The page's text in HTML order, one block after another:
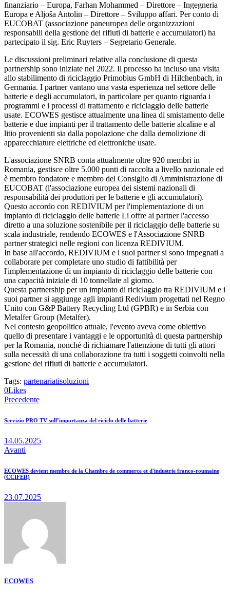
finanziario – Europa, Farhan Mohammed – Direttore – Ingegneria
Europa e Aljoša Antolin – Direttore – Sviluppo affari. Per conto di
EUCOBAT (associazione paneuropea delle organizzazioni
responsabili della gestione dei rifiuti di batterie e accumulatori) ha
partecipato il sig. Eric Ruyters – Segretario Generale.
Le discussioni preliminari relative alla conclusione di questa
partnership sono iniziate nel 2022. Il processo ha incluso una visita
allo stabilimento di riciclaggio Primobius GmbH di Hilchenbach, in
Germania. I partner vantano una vasta esperienza nel settore delle
batterie e degli accumulatori, in particolare per quanto riguarda i
programmi e i processi di trattamento e riciclaggio delle batterie
usate. ECOWES gestisce attualmente una linea di smistamento delle
batterie e due impianti per il trattamento delle batterie alcaline e al
litio provenienti sia dalla popolazione che dalla demolizione di
apparecchiature elettriche ed elettroniche usate.
L'associazione SNRB conta attualmente oltre 920 membri in
Romania, gestisce oltre 5.000 punti di raccolta a livello nazionale ed
è membro fondatore e membro del Consiglio di Amministrazione di
EUCOBAT (l'associazione europea dei sistemi nazionali di
responsabilità dei produttori per le batterie e gli accumulatori).
Questo accordo con REDIVIUM per l'implementazione di un
impianto di riciclaggio delle batterie Li offre ai partner l'accesso
diretto a una soluzione sostenibile per il riciclaggio delle batterie su
scala industriale, rendendo ECOWES e l'Associazione SNRB
partner strategici nelle regioni con licenza REDIVIUM.
In base all'accordo, REDIVIUM e i suoi partner si sono impegnati a
collaborare per completare uno studio di fattibilità per
l'implementazione di un impianto di riciclaggio delle batterie con
una capacità iniziale di 10 tonnellate al giorno.
Questa partnership per un impianto di riciclaggio tra REDIVIUM e i
suoi partner si aggiunge agli impianti Redivium progettati nel Regno
Unito con G&P Battery Recycling Ltd (GPBR) e in Serbia con
Metalfer Group (Metalfer).
Nel contesto geopolitico attuale, l'evento aveva come obiettivo
quello di presentare i vantaggi e le opportunità di questa partnership
per la Romania, nonché di richiamare l'attenzione di tutti gli attori
sulla necessità di una collaborazione tra tutti i soggetti coinvolti nella
gestione dei rifiuti di batterie e accumulatori.
Tags: partenariatisoluzioni
0Likes
Navigazione
articoli
Precedente
Servizio PRO TV sull’importanza del riciclo delle batterie
14.05.2025
Avanti
ECOWES devient membre de la Chambre de commerce et d'industrie franco-roumaine
(CCIFER)
23.07.2025
ECOWES